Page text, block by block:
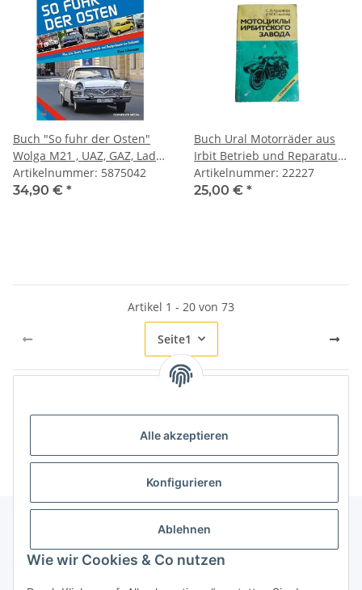
Alle akzeptieren
Konfigurieren
Ablehnen
Wie wir Cookies & Co nutzen
Buch "So fuhr der Osten"
Wolga M21 , UAZ, GAZ, Lada
GAZ66, ZIM, Tschaika,
Pobeda
Artikelnummer: 5875042
34,90 € *
Buch Ural Motorräder aus
Irbit Betrieb und Reparatur
gebraucht
Artikelnummer: 22227
25,00 € *
Artikel 1 - 20 von 73
Seite1
Informationen